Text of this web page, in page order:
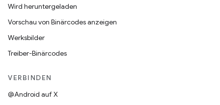
Wird heruntergeladen
Vorschau von Binärcodes anzeigen
Werksbilder
Treiber-Binärcodes
VERBINDEN
@Android auf X